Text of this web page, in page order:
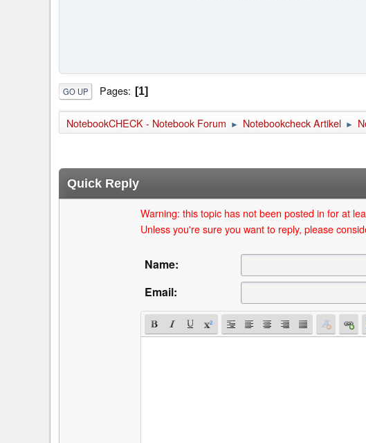
GO UP Pages 1
NotebookCHECK - Notebook Forum ► Notebookcheck Artikel ►
Quick Reply
Warning: this topic has not been posted in for at
Unless you're sure you want to reply, please
Name:
Email: